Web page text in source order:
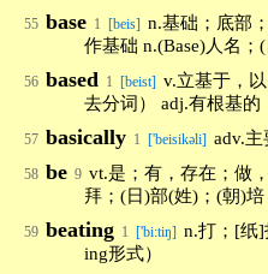
55 base 1 [beis] n.基础；底部
作基础 n.(Base)人名；
56 based 1 [beist] v.立基于，
去分词） adj.有根基的
57 basically 1 ['beisikəli] adv.
58 be 9 vt.是；有，存在；做
拜；(日)部(姓)；(朝)培
59 beating 1 ['bi:tiŋ] n.打；[纸]
ing形式）